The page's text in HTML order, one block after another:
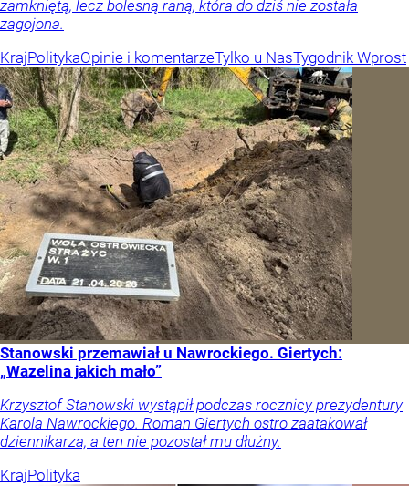
zamkniętą, lecz bolesną raną, która do dziś nie została
zagojona.
KrajPolitykaOpinie i komentarzeTylko u NasTygodnik Wprost
Stanowski przemawiał u Nawrockiego. Giertych:
„Wazelina jakich mało”
Krzysztof Stanowski wystąpił podczas rocznicy prezydentury
Karola Nawrockiego. Roman Giertych ostro zaatakował
dziennikarza, a ten nie pozostał mu dłużny.
KrajPolityka